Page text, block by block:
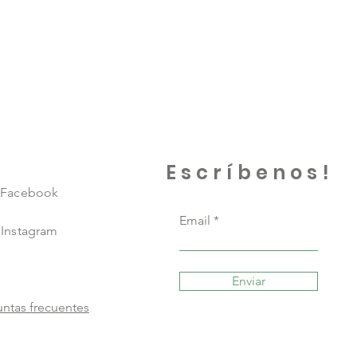
Facebook
Instagram
frecuentes
Escríbenos!
Email
Enviar